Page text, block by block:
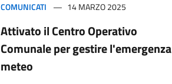
COMUNICATI 14 MARZO 2025
Attivato il Centro Operativo
Comunale per gestire l'emergenza
meteo